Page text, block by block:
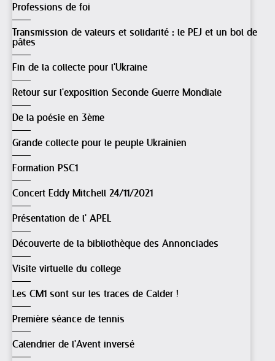
Professions de foi
Transmission de valeurs et solidarité : le PEJ et un bol de
pâtes
Fin de la collecte pour l'Ukraine
Retour sur l'exposition Seconde Guerre Mondiale
De la poésie en 3ème
Grande collecte pour le peuple Ukrainien
Formation PSC1
Concert Eddy Mitchell 24/11/2021
Présentation de l' APEL
Découverte de la bibliothèque des Annonciades
Visite virtuelle du college
Les CM1 sont sur les traces de Calder !
Première séance de tennis
Calendrier de l'Avent inversé